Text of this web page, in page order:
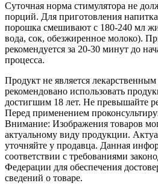
Суточная норма стимулятора не
порций. Для приготовления
порошка смешивают с 180-240 мл
вода, сок, обезжиренное молоко).
рекомендуется за 20-30 минут до
процесса.
Продукт не является
рекомендовано использовать
достигшим 18 лет. Не превышайте
Перед применением
Внимание: Изображения товаров
актуальному виду продукции.
уточняйте у продавца. Данная
соответствии с требованиями
Федерации для обеспечения
сведений о товаре.